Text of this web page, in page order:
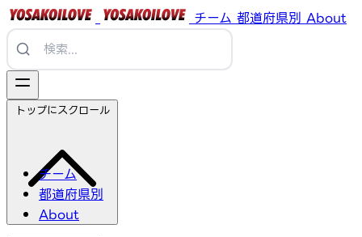
チーム 都道府県別 About
チーム
都道府県別
About
トップにスクロール